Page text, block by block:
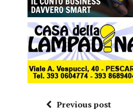
Previous post